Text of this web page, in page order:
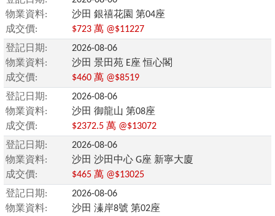
物業資料:
沙田 銀禧花園 第04座
成交價:
$723 萬 @$11227
登記日期:
2026-08-06
物業資料:
沙田 景田苑 E座 恒心閣
成交價:
$460 萬 @$8519
登記日期:
2026-08-06
物業資料:
沙田 御龍山 第08座
成交價:
$2372.5 萬 @$13072
登記日期:
2026-08-06
物業資料:
沙田 沙田中心 G座 新寧大廈
成交價:
$465 萬 @$13025
登記日期:
2026-08-06
物業資料:
沙田 溱岸8號 第02座